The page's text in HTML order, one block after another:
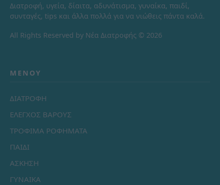
Διατροφή, υγεία, δίαιτα, αδυνάτισμα, γυναίκα, παιδί,
συνταγές, tips και άλλα πολλά για να νιώθεις πάντα καλά.
All Rights Reserved by Νέα Διατροφής © 2026
ΜΕΝΟΎ
ΔΙΑΤΡΟΦΗ
ΕΛΕΓΧΟΣ ΒΑΡΟΥΣ
ΤΡΟΦΙΜΑ ΡΟΦΗΜΑΤΑ
ΠΑΙΔΙ
ΑΣΚΗΣΗ
ΓΥΝΑΙΚΑ